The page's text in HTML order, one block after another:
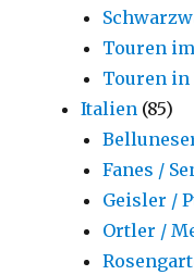
Touren
Touren in
Italien (85)
Fanes /
Geisler /
Ortler /